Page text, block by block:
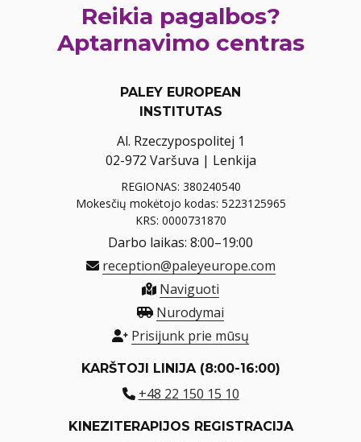
Reikia pagalbos?
Aptarnavimo centras
PALEY EUROPEAN
INSTITUTAS
Al. Rzeczypospolitej 1
02-972 Varšuva | Lenkija
REGIONAS: 380240540
Mokesčių mokėtojo kodas: 5223125965
KRS: 0000731870
Darbo laikas: 8:00–19:00
reception@paleyeurope.com
Naviguoti
Nurodymai
Prisijunk prie mūsų
KARŠTOJI LINIJA (8:00-16:00)
+48 22 150 15 10
KINEZITERAPIJOS REGISTRACIJA